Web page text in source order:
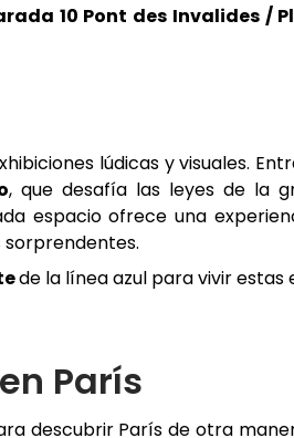
10 Pont des Invalides /
lúdicas y visuales.
, que desafía las leyes de la
espacio ofrece una
de la línea azul para vivir estas
París
descubrir París de otra